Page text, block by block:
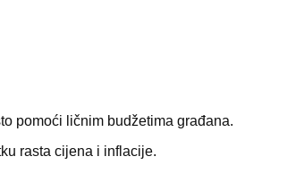
pomoći ličnim budžetima građana.
rasta cijena i inflacije.